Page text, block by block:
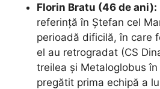
Florin Bratu (46 de ani):
referință în Ștefan cel
perioadă dificilă, în care
el au retrogradat (CS
treilea și Metaloglobus
pregătit prima echipă a